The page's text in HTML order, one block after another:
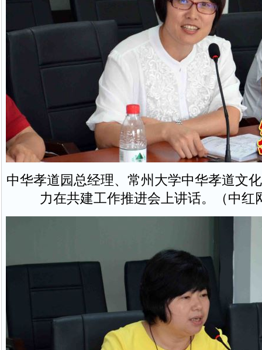
中华孝道园总经理、常州大学中华孝道文
力在共建工作推进会上讲话。（中红